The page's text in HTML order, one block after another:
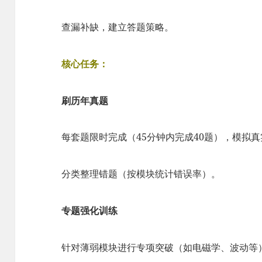
查漏补缺，建立答题策略。
核心任务：
刷历年真题
每套题限时完成（45分钟内完成40题），模拟真
分类整理错题（按模块统计错误率）。
专题强化训练
针对薄弱模块进行专项突破（如电磁学、波动等